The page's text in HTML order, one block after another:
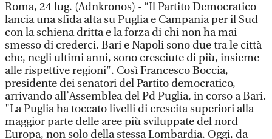
Roma, 24 lug. (Adnkronos) - “Il Partito Democratico
lancia una sfida alta su Puglia e Campania per il Sud
con la schiena dritta e la forza di chi non ha mai
smesso di crederci. Bari e Napoli sono due tra le città
che, negli ultimi anni, sono cresciute di più, insieme
alle rispettive regioni". Così Francesco Boccia,
presidente dei senatori del Partito democratico,
arrivando all’Assemblea del Pd Puglia, in corso a Bari.
"La Puglia ha toccato livelli di crescita superiori alla
maggior parte delle aree più sviluppate del nord
Europa, non solo della stessa Lombardia. Oggi, da